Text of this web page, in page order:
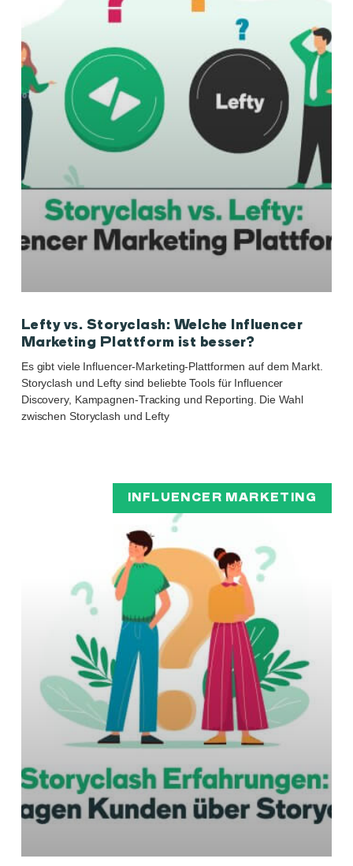
Lefty vs. Storyclash: Welche Influencer
Marketing Plattform ist besser?
Es gibt viele Influencer-Marketing-Plattformen auf dem Markt.
Storyclash und Lefty sind beliebte Tools für Influencer
Discovery, Kampagnen-Tracking und Reporting. Die Wahl
zwischen Storyclash und Lefty
INFLUENCER MARKETING